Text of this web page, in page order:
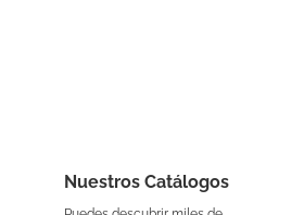
Nuestros Catálogos